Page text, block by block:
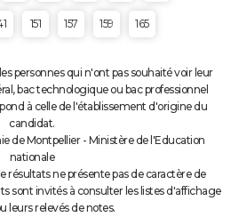
151 157 159 165
personnes qui n'ont pas souhaité voir leur
bac technologique ou bac professionnel
à celle de l'établissement d'origine du
candidat.
de Montpellier - Ministère de l'Education
nationale
résultats ne présente pas de caractère de
sont invités à consulter les listes d'affichage
leurs relevés de notes.